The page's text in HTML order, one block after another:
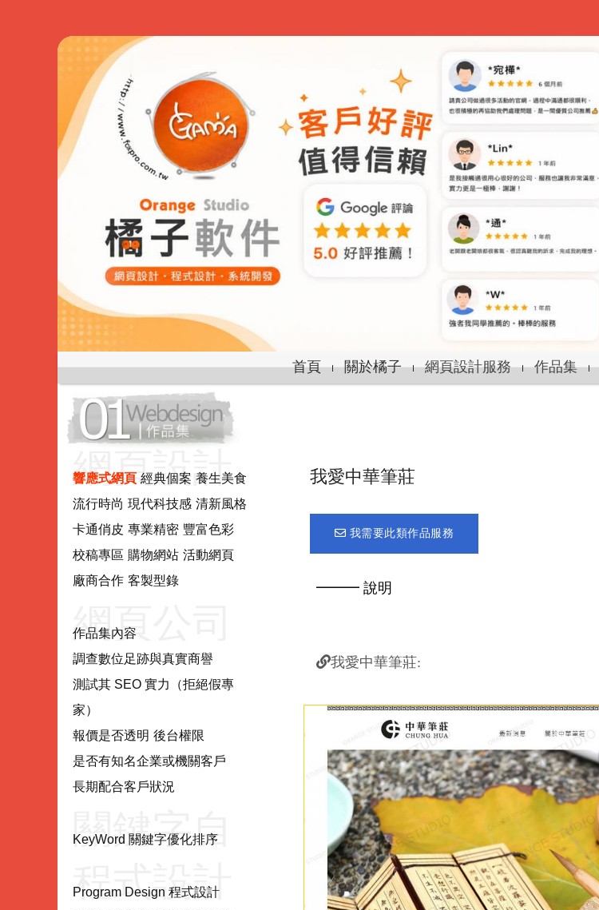
首頁 關於橘子 網頁設計服務 作品集
網頁設計.
網站製作.
網站系統
響應式網頁 經典個案 養生美食
流行時尚 現代科技感 清新風格
卡通俏皮 專業精密 豐富色彩
校稿專區 購物網站 活動網頁
廠商合作 客製型錄
網頁公司
推薦評估
項目
作品集內容
調查數位足跡與真實商譽
測試其 SEO 實力（拒絕假專
家）
報價是否透明 後台權限
是否有知名企業或機關客戶
長期配合客戶狀況
關鍵字自
然優化
KeyWord 關鍵字優化排序
程式設計
Program Design 程式設計
我愛中華筆莊
我需要此類作品服務
━━━ 說明
我愛中華筆莊: